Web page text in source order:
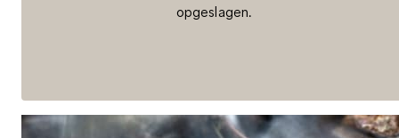
opgeslagen.